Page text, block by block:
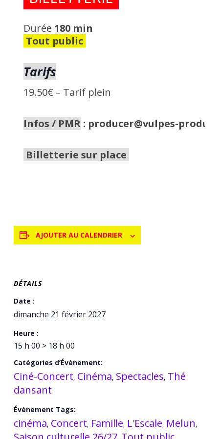
Durée 180 min
Tout public
Tarifs
19.50€ – Tarif plein
Infos / PMR : producer@vulpes-
Billetterie sur place
AJOUTER AU CALENDRIER
DÉTAILS
Date :
dimanche 21 février 2027
Heure :
15 h 00 > 18 h 00
Catégories d’Évènement:
Ciné-Concert, Cinéma, Spectacles, Thé
dansant
Évènement Tags:
cinéma, Concert, Famille, L'Escale, Melun,